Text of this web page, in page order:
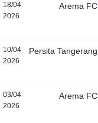
18/04
2026
Arema FC
10/04
2026
Persita Tangerang
03/04
2026
Arema FC